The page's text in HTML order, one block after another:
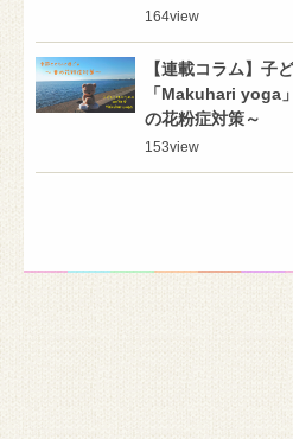
164view
【連載コラム】子
「Makuhari yoga
の花粉症対策～
153view